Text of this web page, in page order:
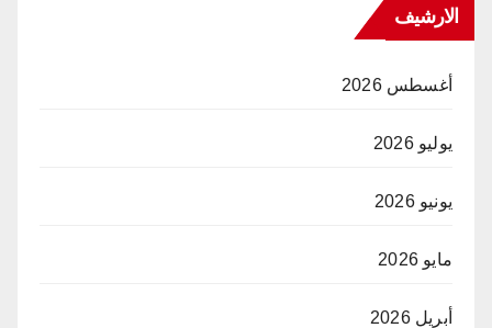
الارشيف
أغسطس 2026
يوليو 2026
يونيو 2026
مايو 2026
أبريل 2026